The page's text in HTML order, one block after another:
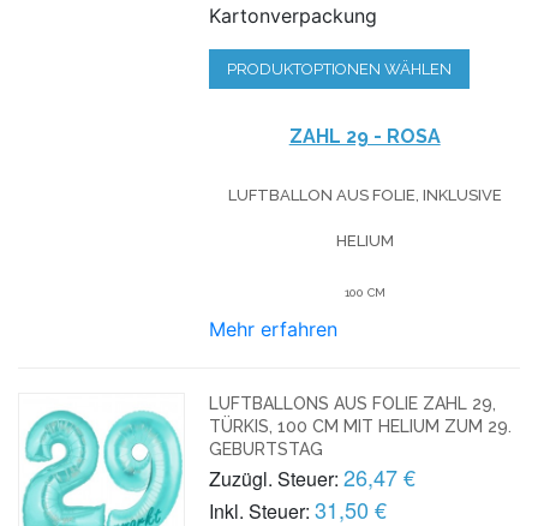
Kartonverpackung
PRODUKTOPTIONEN WÄHLEN
ZAHL 29 - ROSA
LUFTBALLON AUS FOLIE, INKLUSIVE
HELIUM
100 CM
Mehr erfahren
LUFTBALLONS AUS FOLIE ZAHL 29,
TÜRKIS, 100 CM MIT HELIUM ZUM 29.
GEBURTSTAG
Zuzügl. Steuer: 26,47 €
Inkl. Steuer: 31,50 €